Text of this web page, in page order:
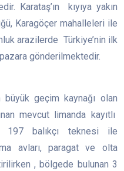
Karataş’ın kıyıya yakın
Karagöçer mahalleleri ile
arazilerde Türkiye’nin ilk
gönderilmektedir.
büyük geçim kaynağı olan
mevcut limanda kayıtlı
balıkçı teknesi ile
avları, paragat ve olta
, bölgede bulunan 3